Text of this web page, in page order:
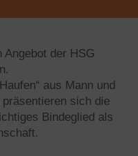
der HSG
aus Mann und
sich die
Bindeglied als